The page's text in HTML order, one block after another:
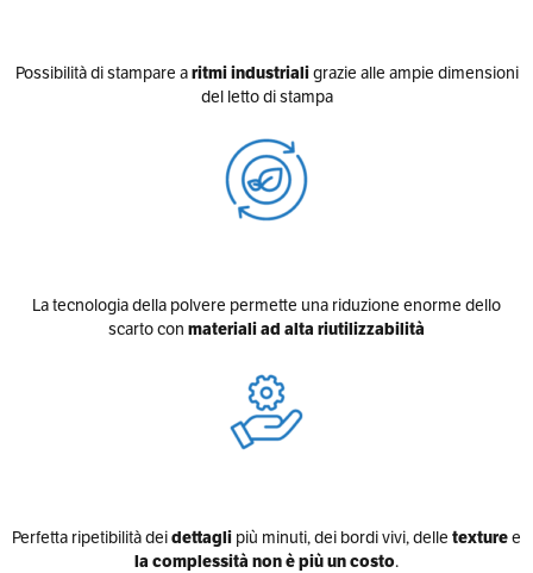
Possibilità di stampare aritmi industrialigrazie alle ampie dimensioni
del letto di stampa
La tecnologia della polvere permette una riduzione enorme dello
scarto con materiali ad alta riutilizzabilità
Perfetta ripetibilità deidettagli più minuti, dei bordi vivi, delle texturee
la complessità non è più un costo.